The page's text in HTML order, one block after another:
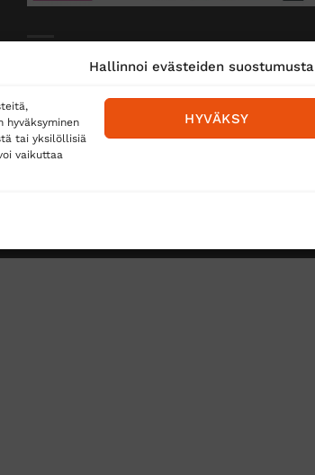
Hallinnoi evästeiden suostumusta
tai yksilöllisiä
vaikuttaa
HYVÄKSY
Toimitustavat
Matkahuolto
Postnord